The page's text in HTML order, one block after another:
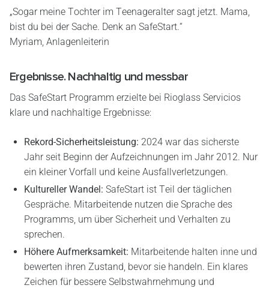
„Sogar meine Tochter im Teenageralter sagt jetzt. Mama,
bist du bei der Sache. Denk an SafeStart.“
Myriam, Anlagenleiterin
Ergebnisse. Nachhaltig und messbar
Das SafeStart Programm erzielte bei Rioglass Servicios
klare und nachhaltige Ergebnisse:
Rekord-Sicherheitsleistung: 2024 war das sicherste
Jahr seit Beginn der Aufzeichnungen im Jahr 2012. Nur
ein kleiner Vorfall und keine Ausfallverletzungen.
Kultureller Wandel: SafeStart ist Teil der täglichen
Gespräche. Mitarbeitende nutzen die Sprache des
Programms, um über Sicherheit und Verhalten zu
sprechen.
Höhere Aufmerksamkeit: Mitarbeitende halten inne und
bewerten ihren Zustand, bevor sie handeln. Ein klares
Zeichen für bessere Selbstwahrnehmung und